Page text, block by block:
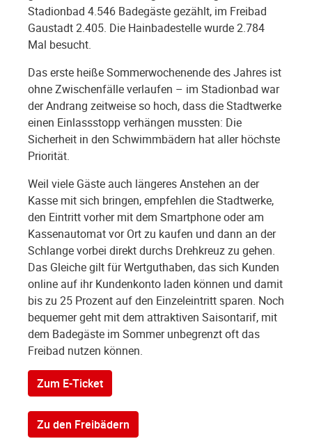
Stadionbad 4.546 Badegäste gezählt, im Freibad
Gaustadt 2.405. Die Hainbadestelle wurde 2.784
Mal besucht.
Das erste heiße Sommerwochenende des Jahres ist
ohne Zwischenfälle verlaufen – im Stadionbad war
der Andrang zeitweise so hoch, dass die Stadtwerke
einen Einlassstopp verhängen mussten: Die
Sicherheit in den Schwimmbädern hat aller höchste
Priorität.
Weil viele Gäste auch längeres Anstehen an der
Kasse mit sich bringen, empfehlen die Stadtwerke,
den Eintritt vorher mit dem Smartphone oder am
Kassenautomat vor Ort zu kaufen und dann an der
Schlange vorbei direkt durchs Drehkreuz zu gehen.
Das Gleiche gilt für Wertguthaben, das sich Kunden
online auf ihr Kundenkonto laden können und damit
bis zu 25 Prozent auf den Einzeleintritt sparen. Noch
bequemer geht mit dem attraktiven Saisontarif, mit
dem Badegäste im Sommer unbegrenzt oft das
Freibad nutzen können.
Zum E-Ticket
Zu den Freibädern